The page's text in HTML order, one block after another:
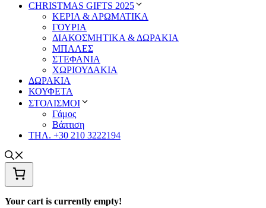
CHRISTMAS GIFTS 2025
ΚΕΡΙΑ & ΑΡΩΜΑΤΙΚΑ
ΓΟΥΡΙΑ
ΔΙΑΚΟΣΜΗΤΙΚΑ & ΔΩΡΑΚΙΑ
ΜΠΑΛΕΣ
ΣΤΕΦΑΝΙΑ
ΧΩΡΙΟΥΔΑΚΙΑ
ΔΩΡΑΚΙΑ
ΚΟΥΦΕΤΑ
ΣΤΟΛΙΣΜΟΙ
Γάμος
Βάπτιση
ΤΗΛ. +30 210 3222194
Your cart is currently empty!